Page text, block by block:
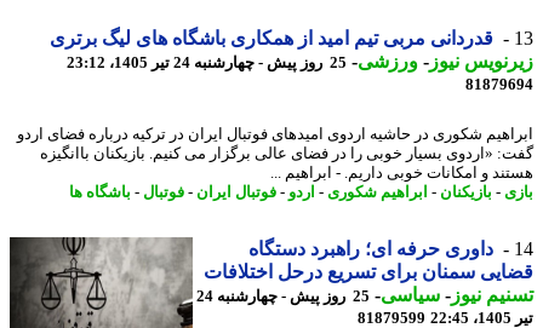
قدردانی مربی تیم امید از همکاری باشگاه های لیگ برتری
نیوز-ورزشی-25 روز پیش - چهارشنبه 24 تیر 1405، 23:12
شکوری در حاشیه اردوی امیدهای فوتبال ایران در ترکیه درباره فضای اردو
«اردوی بسیار خوبی را در فضای عالی برگزار می کنیم. بازیکنان باانگیزه
و امکانات خوبی داریم. - ابراهیم ...
- بازیکنان-ابراهیم شکوری- اردو - فوتبال ایران - فوتبال-باشگاه ها
داوری حرفه ای؛ راهبرد دستگاه
سمنان برای تسریع درحل اختلافات
نیوز-سیاسی-
25 روز پیش - چهارشنبه 24
81879599